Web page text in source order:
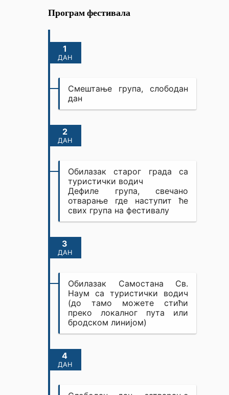
Програм фестивала
1
ДАН
Смештање група, слободан
дан
2
ДАН
Обилазак старог града са
туристички водич
Дефиле група, свечано
отварање где наступит ће
свих група на фестивалу
3
ДАН
Обилазак Самостана Св.
Наум са туристички водич
(до тамо можете стићи
преко локалног пута или
бродском линијом)
4
ДАН